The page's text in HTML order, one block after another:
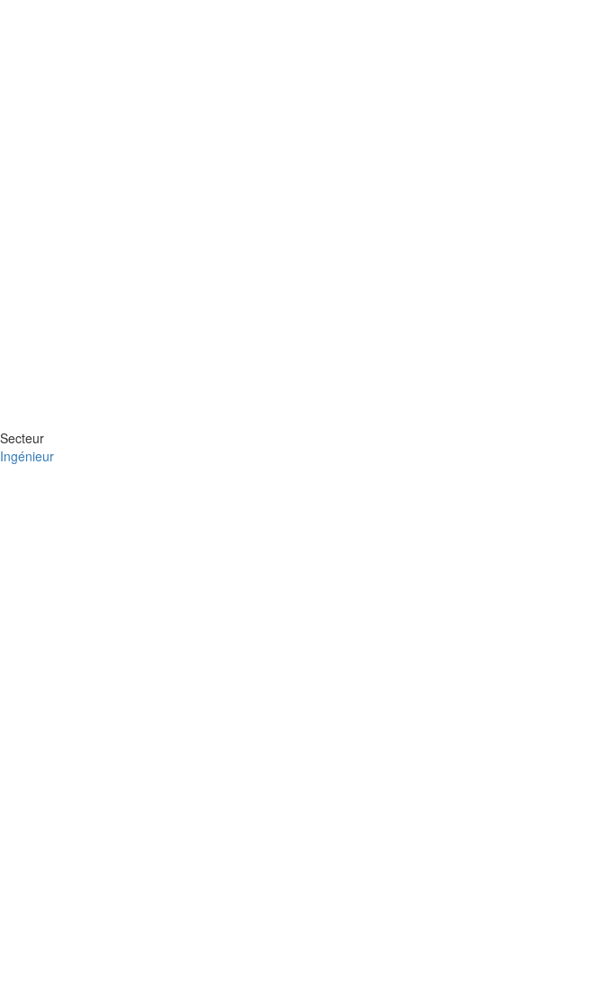
Secteur
Ingénieur